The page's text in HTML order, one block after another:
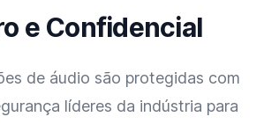
e Confidencial
de áudio são protegidas com
líderes da indústria para